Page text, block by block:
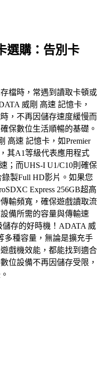
選購：告別卡
檔時，常遇到讀取卡頓或
威剛 高速 記憶卡，
，不再因儲存速度緩慢而
保數位生活順暢的基礎。
高速 記憶卡，如Premier
其A1等級代表應用程式
；而UHS-I U1/C10則確保
製Full HD影片。如果您
Express 256GB超高
輸頻寬，確保遊戲讀取流
備所需的容量與傳輸速
存的好時機！ADATA 威
多種容量，無論是擴充手
戲機效能，都能找到適合
位設備不再因儲存受限，